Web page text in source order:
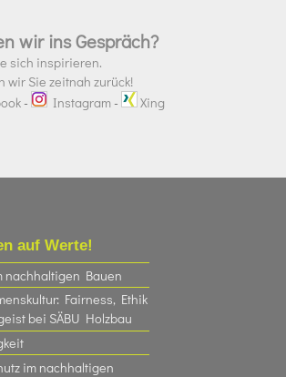
wir ins Gespräch?
sich inspirieren.
wir Sie zeitnah zurück!
- Instagram- Xing
auf Werte!
nachhaltigen Bauen
Fairness, Ethik
bei SÄBU Holzbau​
im nachhaltigen